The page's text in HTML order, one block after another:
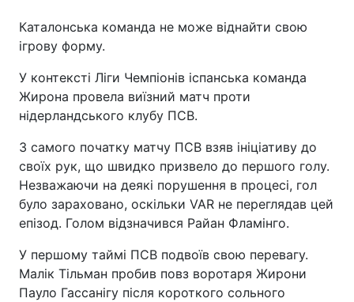
Каталонська команда не може віднайти свою
ігрову форму.
У контексті Ліги Чемпіонів іспанська команда
Жирона провела виїзний матч проти
нідерландського клубу ПСВ.
З самого початку матчу ПСВ взяв ініціативу до
своїх рук, що швидко призвело до першого голу.
Незважаючи на деякі порушення в процесі, гол
було зараховано, оскільки VAR не переглядав цей
епізод. Голом відзначився Райан Фламінго.
У першому таймі ПСВ подвоїв свою перевагу.
Малік Тільман пробив повз воротаря Жирони
Пауло Гассанігу після короткого сольного